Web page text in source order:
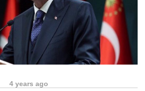
4 years ago